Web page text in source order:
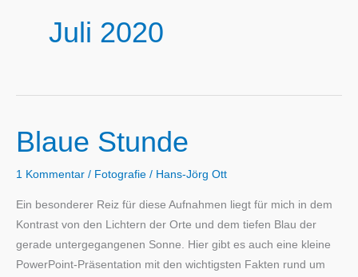
Juli 2020
Blaue Stunde
1 Kommentar / Fotografie / Hans-Jörg Ott
Ein besonderer Reiz für diese Aufnahmen liegt für mich in dem
Kontrast von den Lichtern der Orte und dem tiefen Blau der
gerade untergegangenen Sonne. Hier gibt es auch eine kleine
PowerPoint-Präsentation mit den wichtigsten Fakten rund um